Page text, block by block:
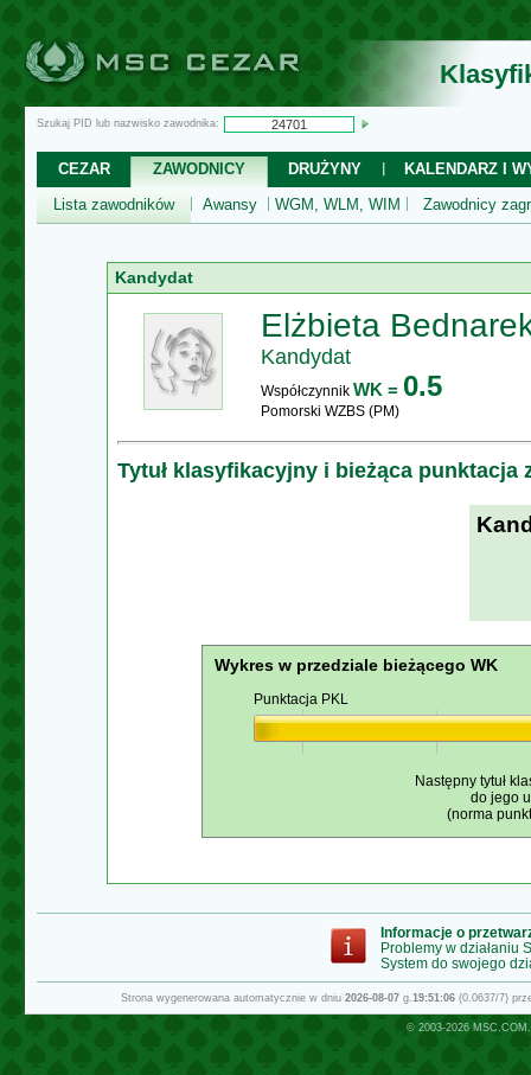
Szukaj PID lub nazwisko zawodnika:
CEZAR ZAWODNICY DRUŻYNY
KALENDARZ I
Lista zawodników
Awansy WGM, WLM, WIM Zawodnicy
Kandydat
Elżbieta
Kandydat
Współczynnik WK = 0.5
Pomorski WZBS (PM)
Tytuł klasyfikacyjny i bieżąca punktacja
Wykres w przedziale bieżącego WK
Punktacja PKL
Następny tytuł
do jego
(norma
Informacje o
Problemy w działaniu
System do swojego
Strona wygenerowana automatycznie w dniu 2026-08-07g.19:51:06(0.0637/7)
© 2003-2026